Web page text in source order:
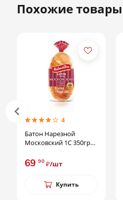
Похожие товары
4
Батон Нарезной
Московский 1С 350гр
69 90 ₽/шт
Купить